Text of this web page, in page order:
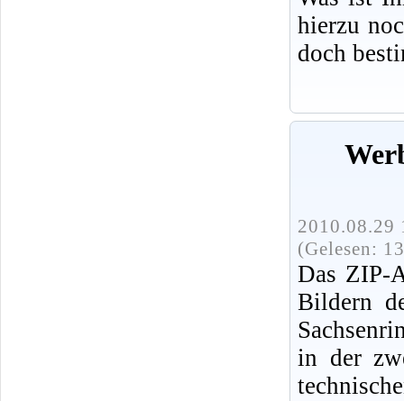
hierzu
doch
2010.08.29
(Gelesen:
Das ZIP-
Bildern
in der